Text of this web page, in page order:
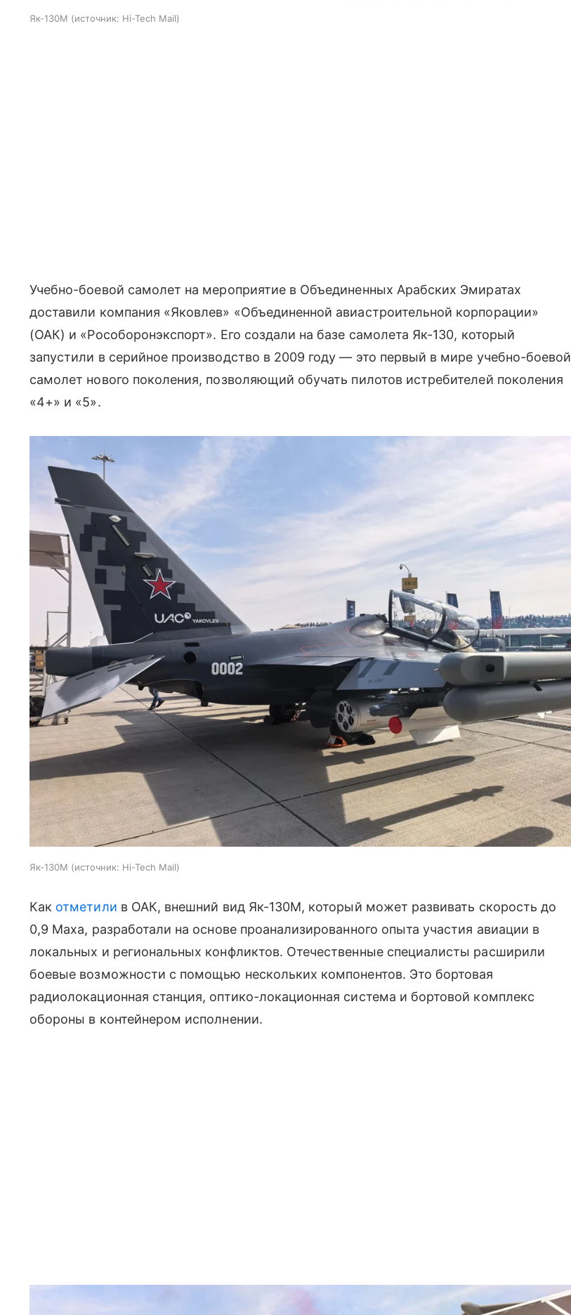
Як-130М источник: Hi-Tech Mail
Учебно-боевой самолет на мероприятие в Объединенных Арабских Эмиратах
доставили компания «Яковлев» «Объединенной авиастроительной корпорации»
(ОАК) и «Рособоронэкспорт». Его создали на базе самолета Як-130, который
запустили в серийное производство в 2009 году — это первый в мире учебно-боевой
самолет нового поколения, позволяющий обучать пилотов истребителей поколения
«4+» и «5».
Як-130М источник: Hi-Tech Mail
Как отметили в ОАК, внешний вид Як-130М, который может развивать скорость до
0,9 Маха, разработали на основе проанализированного опыта участия авиации в
локальных и региональных конфликтов. Отечественные специалисты расширили
боевые возможности с помощью нескольких компонентов. Это бортовая
радиолокационная станция, оптико-локационная система и бортовой комплекс
обороны в контейнером исполнении.